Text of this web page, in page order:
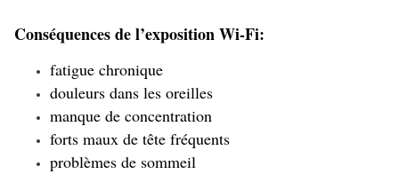
Conséquences de l’exposition Wi-Fi:
fatigue chronique
douleurs dans les oreilles
manque de concentration
forts maux de tête fréquents
problèmes de sommeil